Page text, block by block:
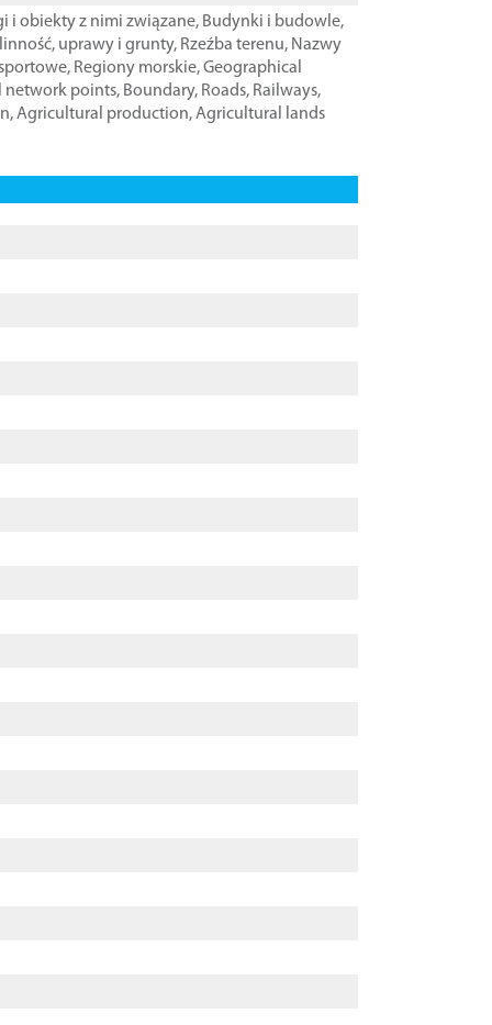
i obiekty z nimi związane, Budynki i budowle,
uprawy i grunty, Rzeźba terenu, Nazwy
, Regiony morskie,Geographical
network points, Boundary, Roads, Railways,
,Agricultural production,Agricultural lands